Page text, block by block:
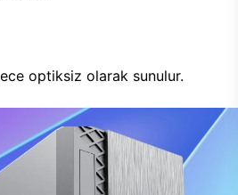
optiksiz olarak sunulur.